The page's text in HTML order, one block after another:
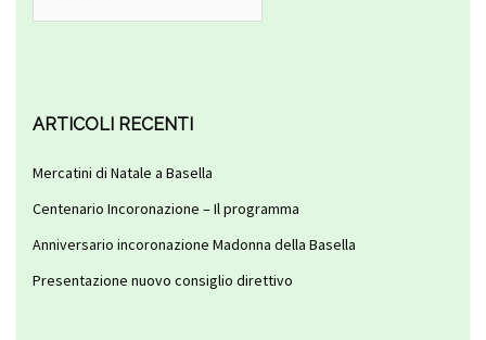
per:
ARTICOLI RECENTI
Mercatini di Natale a Basella
Centenario Incoronazione – Il programma
Anniversario incoronazione Madonna della Basella
Presentazione nuovo consiglio direttivo